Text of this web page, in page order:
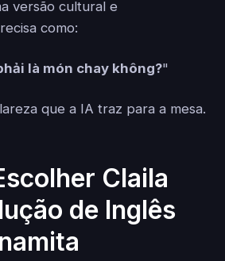
versão cultural e
como:
là món chay không?"
que a IA traz para a mesa.
Claila
de Inglês